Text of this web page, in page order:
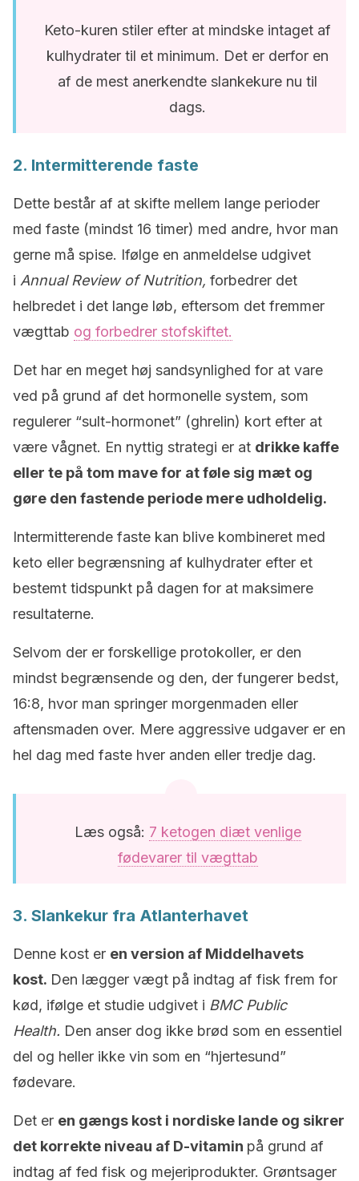
Keto-kuren stiler efter at mindske intaget af
kulhydrater til et minimum. Det er derfor en
af de mest anerkendte slankekure nu til
dags.
2. Intermitterende faste
Dette består af at skifte mellem lange perioder
med faste (mindst 16 timer) med andre, hvor man
gerne må spise. Ifølge en anmeldelse udgivet
i Annual Review of Nutrition, forbedrer det
helbredet i det lange løb, eftersom det fremmer
vægttab og forbedrer stofskiftet.
Det har en meget høj sandsynlighed for at vare
ved på grund af det hormonelle system, som
regulerer “sult-hormonet” (ghrelin) kort efter at
være vågnet. En nyttig strategi er at drikke kaffe
eller te på tom mave for at føle sig mæt og
gøre den fastende periode mere udholdelig.
Intermitterende faste kan blive kombineret med
keto eller begrænsning af kulhydrater efter et
bestemt tidspunkt på dagen for at maksimere
resultaterne.
Selvom der er forskellige protokoller, er den
mindst begrænsende og den, der fungerer bedst,
16:8, hvor man springer morgenmaden eller
aftensmaden over. Mere aggressive udgaver er en
hel dag med faste hver anden eller tredje dag.
Læs også: 7 ketogen diæt venlige
fødevarer til vægttab
3. Slankekur fra Atlanterhavet
Denne kost er en version af Middelhavets
kost. Den lægger vægt på indtag af fisk frem for
kød, ifølge et studie udgivet i BMC Public
Health. Den anser dog ikke brød som en essentiel
del og heller ikke vin som en “hjertesund”
fødevare.
Det er en gængs kost i nordiske lande og sikrer
det korrekte niveau af D-vitamin på grund af
indtag af fed fisk og mejeriprodukter. Grøntsager